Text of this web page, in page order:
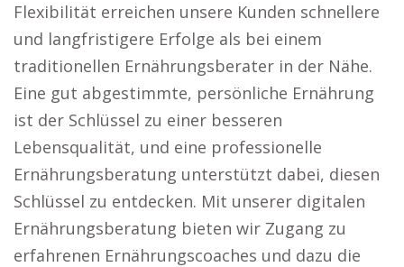
Flexibilität erreichen unsere Kunden schnellere
und langfristigere Erfolge als bei einem
traditionellen Ernährungsberater in der Nähe.
Eine gut abgestimmte, persönliche Ernährung
ist der Schlüssel zu einer besseren
Lebensqualität, und eine professionelle
Ernährungsberatung unterstützt dabei, diesen
Schlüssel zu entdecken. Mit unserer digitalen
Ernährungsberatung bieten wir Zugang zu
erfahrenen Ernährungscoaches und dazu die